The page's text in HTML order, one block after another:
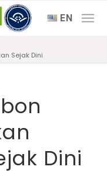
EN
Sejak Dini
Dini